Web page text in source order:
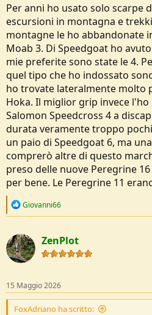
Per anni ho usato solo scarpe
escursioni in montagna e
montagne le ho abbandonate
Moab 3. Di Speedgoat ho
mie preferite sono state le 4.
quel tipo che ho indossato
ho trovate lateralmente molto
Hoka. Il miglior grip invece
Salomon Speedcross 4 a
durata veramente troppo
un paio di Speedgoat 6, ma
comprerò altre di questo
preso delle nuove Peregrine
per bene. Le Peregrine 11
R
c
t
i
o
s
:
Giovanni66
ZenPlot
15 Maggio 2026
FoxAdriano ha scritto: